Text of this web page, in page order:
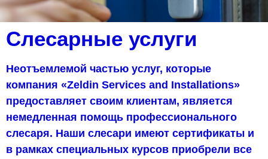
Слесарные услуги
Неотъемлемой частью услуг, которые
компания «Zeldin Services and Installations»
предоставляет своим клиентам, является
немедленная помощь профессионального
слесаря. Наши слесари имеют сертификаты и
в рамках специальных курсов приобрели все